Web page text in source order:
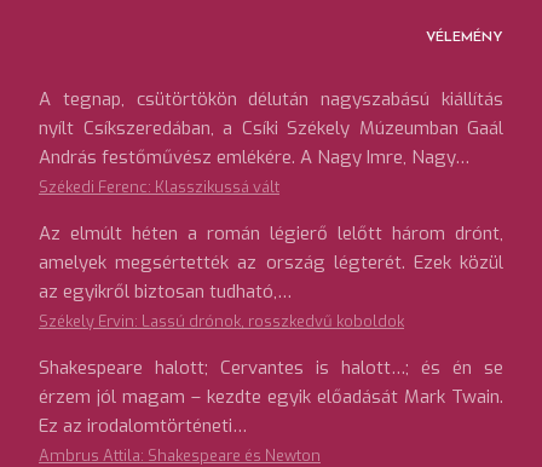
VÉLEMÉNY
A tegnap, csütörtökön délután nagyszabású kiállítás
nyílt Csíkszeredában, a Csíki Székely Múzeumban Gaál
András festőművész emlékére. A Nagy Imre, Nagy…
Székedi Ferenc: Klasszikussá vált
Az elmúlt héten a román légierő lelőtt három drónt,
amelyek megsértették az ország légterét. Ezek közül
az egyikről biztosan tudható,…
Székely Ervin: Lassú drónok, rosszkedvű koboldok
Shakespeare halott; Cervantes is halott…; és én se
érzem jól magam – kezdte egyik előadását Mark Twain.
Ez az irodalomtörténeti…
Ambrus Attila: Shakespeare és Newton